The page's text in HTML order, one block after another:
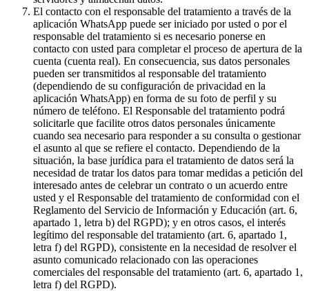
El contacto con el responsable del tratamiento a través de la
aplicación WhatsApp puede ser iniciado por usted o por el
responsable del tratamiento si es necesario ponerse en
contacto con usted para completar el proceso de apertura de la
cuenta (cuenta real). En consecuencia, sus datos personales
pueden ser transmitidos al responsable del tratamiento
(dependiendo de su configuración de privacidad en la
aplicación WhatsApp) en forma de su foto de perfil y su
número de teléfono. El Responsable del tratamiento podrá
solicitarle que facilite otros datos personales únicamente
cuando sea necesario para responder a su consulta o gestionar
el asunto al que se refiere el contacto. Dependiendo de la
situación, la base jurídica para el tratamiento de datos será la
necesidad de tratar los datos para tomar medidas a petición del
interesado antes de celebrar un contrato o un acuerdo entre
usted y el Responsable del tratamiento de conformidad con el
Reglamento del Servicio de Información y Educación (art. 6,
apartado 1, letra b) del RGPD); y en otros casos, el interés
legítimo del responsable del tratamiento (art. 6, apartado 1,
letra f) del RGPD), consistente en la necesidad de resolver el
asunto comunicado relacionado con las operaciones
comerciales del responsable del tratamiento (art. 6, apartado 1,
letra f) del RGPD).